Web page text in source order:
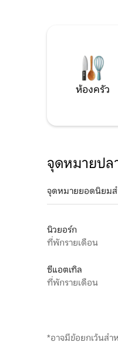
ห้องครัว
จุดหมายปล
จุดหมายยอดนิยมส
นิวยอร์ก
ที่พักรายเดือน
ซีแอตเทิล
ที่พักรายเดือน
*อาจมีข้อยกเว้นส